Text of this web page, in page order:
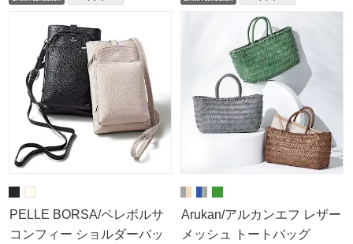
PELLE BORSA/ペレボルサ
コンフィー ショルダーバッ
Arukan/アルカンエフ レザー
メッシュ トートバッグ